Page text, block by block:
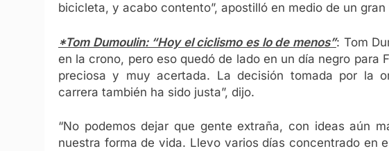
bicicleta, y acabo contento”, apostilló en medio de un
*Tom Dumoulin: “Hoy el ciclismo es lo de menos”: Tom
en la crono, pero eso quedó de lado en un día negro para
preciosa y muy acertada. La decisión tomada por la
carrera también ha sido justa”, dijo.
“No podemos dejar que gente extraña, con ideas aún
nuestra forma de vida. Llevo varios días concentrado en